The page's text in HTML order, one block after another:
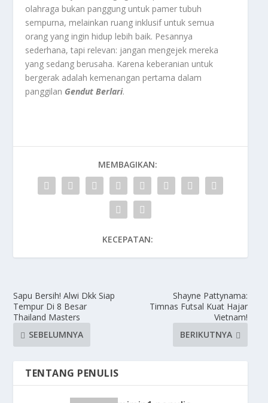
olahraga bukan panggung untuk pamer tubuh
sempurna, melainkan ruang inklusif untuk semua
orang yang ingin hidup lebih baik. Pesannya
sederhana, tapi relevan: jangan mengejek mereka
yang sedang berusaha. Karena keberanian untuk
bergerak adalah kemenangan pertama dalam
panggilan Gendut Berlari.
MEMBAGIKAN:
KECEPATAN:
Sapu Bersih! Alwi Dkk Siap
Tempur Di 8 Besar
Thailand Masters
SEBELUMNYA
Shayne Pattynama:
Timnas Futsal Kuat Hajar
Vietnam!
BERIKUTNYA
TENTANG PENULIS